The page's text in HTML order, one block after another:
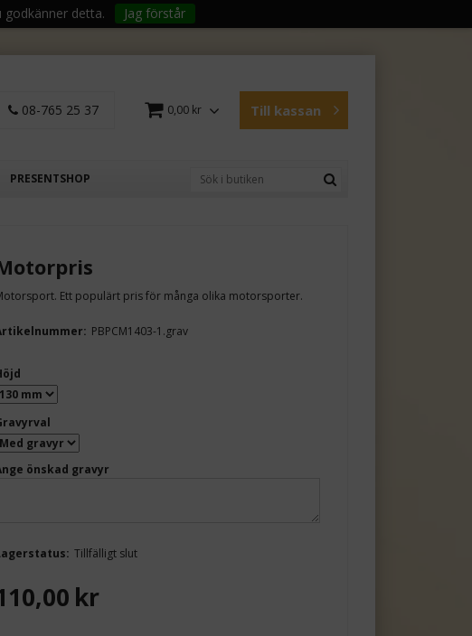
detta. Jag förstår
08-765 25 37 0,00 kr Till kassan
PRESENTSHOP
Ett populärt pris för många olika motorsporter.
PBPCM1403-1.grav
önskad gravyr
Tillfälligt slut
kr